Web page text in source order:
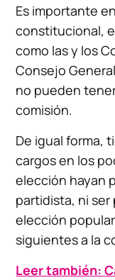
Es importante
constitucional,
como las y los
Consejo
no pueden
comisión.
De igual forma,
cargos en los
elección hayan
partidista, ni ser
elección
siguientes a la
Leer también: